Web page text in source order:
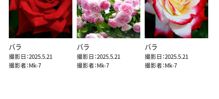
バラ
撮影日：2025.5.21
撮影者：Mk-7
バラ
撮影日：2025.5.21
撮影者：Mk-7
バラ
撮影日：2025.5.21
撮影者：Mk-7